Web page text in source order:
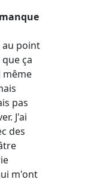
au point
ça
même
pas
J'ai
des
m'ont